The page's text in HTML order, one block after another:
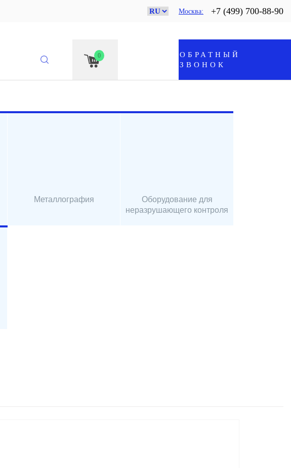
Москва +7 (499) 700-88-90
0
ОБРАТНЫЙ
ЗВОНОК
Металлография
Оборудование для
неразрушающего контроля